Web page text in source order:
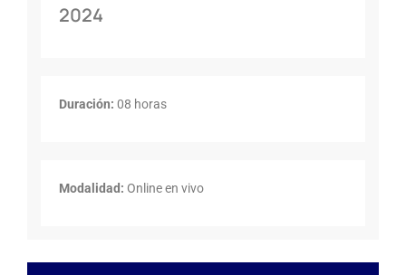
2024
Duración: 08 horas
Modalidad: Online en vivo